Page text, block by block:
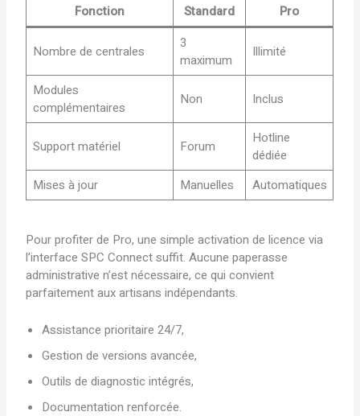
Fonction Standard Pro
Nombre de centrales
3
maximum
Illimité
Modules
complémentaires
Non Inclus
Support matériel Forum
Hotline
dédiée
Mises à jour
Manuelles Automatiques
Pour profiter de Pro, une simple activation de licence via
l’interface SPC Connect suffit. Aucune paperasse
administrative n’est nécessaire, ce qui convient
parfaitement aux artisans indépendants.
Assistance prioritaire 24/7,
Gestion de versions avancée,
Outils de diagnostic intégrés,
Documentation renforcée.